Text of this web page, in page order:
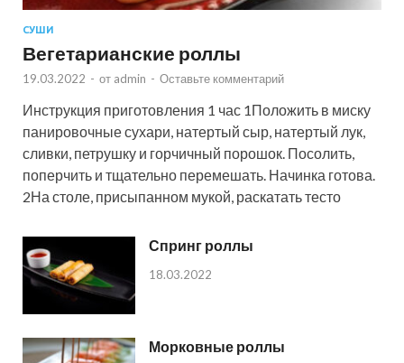
СУШИ
Вегетарианские роллы
19.03.2022 - от admin - Оставьте комментарий
Инструкция приготовления 1 час 1Положить в миску
панировочные сухари, натертый сыр, натертый лук,
сливки, петрушку и горчичный порошок. Посолить,
поперчить и тщательно перемешать. Начинка готова.
2На столе, присыпанном мукой, раскатать тесто
Спринг роллы
18.03.2022
Морковные роллы